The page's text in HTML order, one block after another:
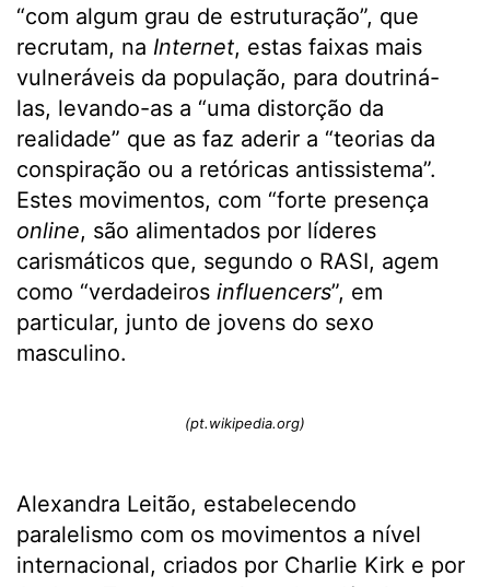
“com algum grau de estruturação”, que
recrutam, na Internet, estas faixas mais
vulneráveis da população, para doutriná-
las, levando-as a “uma distorção da
realidade” que as faz aderir a “teorias da
conspiração ou a retóricas antissistema”.
Estes movimentos, com “forte presença
online, são alimentados por líderes
carismáticos que, segundo o RASI, agem
como “verdadeiros influencers”, em
particular, junto de jovens do sexo
masculino.
(pt.wikipedia.org)
Alexandra Leitão, estabelecendo
paralelismo com os movimentos a nível
internacional, criados por Charlie Kirk e por